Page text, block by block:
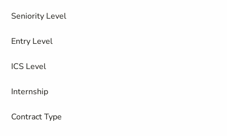
Seniority Level
Entry Level
ICS Level
Internship
Contract Type